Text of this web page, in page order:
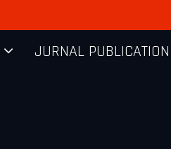
JURNAL PUBLICATION